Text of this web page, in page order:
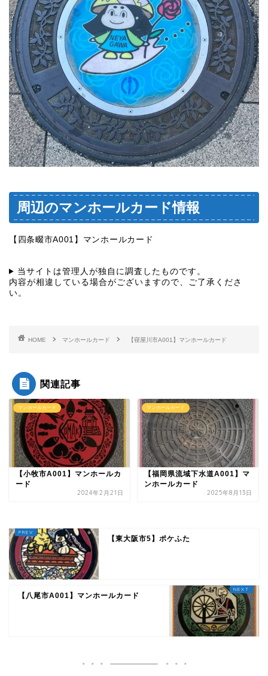
周辺のマンホールカード情報
【四条畷市A001】マンホールカード
当サイトは管理人が独自に調査したものです。
内容が相違している場合がございますので、ご了承くださ
い。
HOME マンホールカード 【寝屋川市A001】マンホールカード
関連記事
マンホールカード
【小牧市A001】マンホールカ
ード
2024年2月21日
マンホールカード
【福岡県流域下水道A001】マ
ンホールカード
2025年8月13日
【東大阪市5】ポケふた
【八尾市A001】マンホールカード